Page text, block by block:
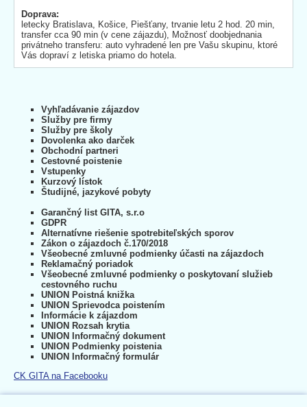
Doprava:
letecky Bratislava, Košice, Piešťany, trvanie letu 2 hod. 20 min,
transfer cca 90 min (v cene zájazdu), Možnosť doobjednania
privátneho transferu: auto vyhradené len pre Vašu skupinu, ktoré
Vás dopraví z letiska priamo do hotela.
Vyhľadávanie zájazdov
Služby pre firmy
Služby pre školy
Dovolenka ako darček
Obchodní partneri
Cestovné poistenie
Vstupenky
Kurzový lístok
Študijné, jazykové pobyty
Garančný list GITA, s.r.o
GDPR
Alternatívne riešenie spotrebiteľských sporov
Zákon o zájazdoch č.170/2018
Všeobecné zmluvné podmienky účasti na zájazdoch
Reklamačný poriadok
Všeobecné zmluvné podmienky o poskytovaní služieb
cestovného ruchu
UNION Poistná knižka
UNION Sprievodca poistením
Informácie k zájazdom
UNION Rozsah krytia
UNION Informačný dokument
UNION Podmienky poistenia
UNION Informačný formulár
CK GITA na Facebooku